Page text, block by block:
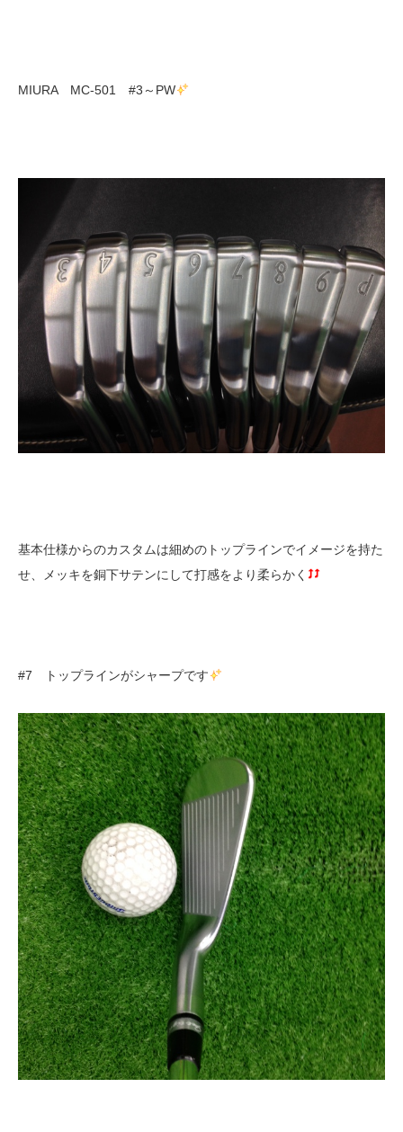
MIURA MC-501 #3～PW
基本仕様からのカスタムは細めのトップラインでイメージを持た
せ、メッキを銅下サテンにして打感をより柔らかく
#7 トップラインがシャープです